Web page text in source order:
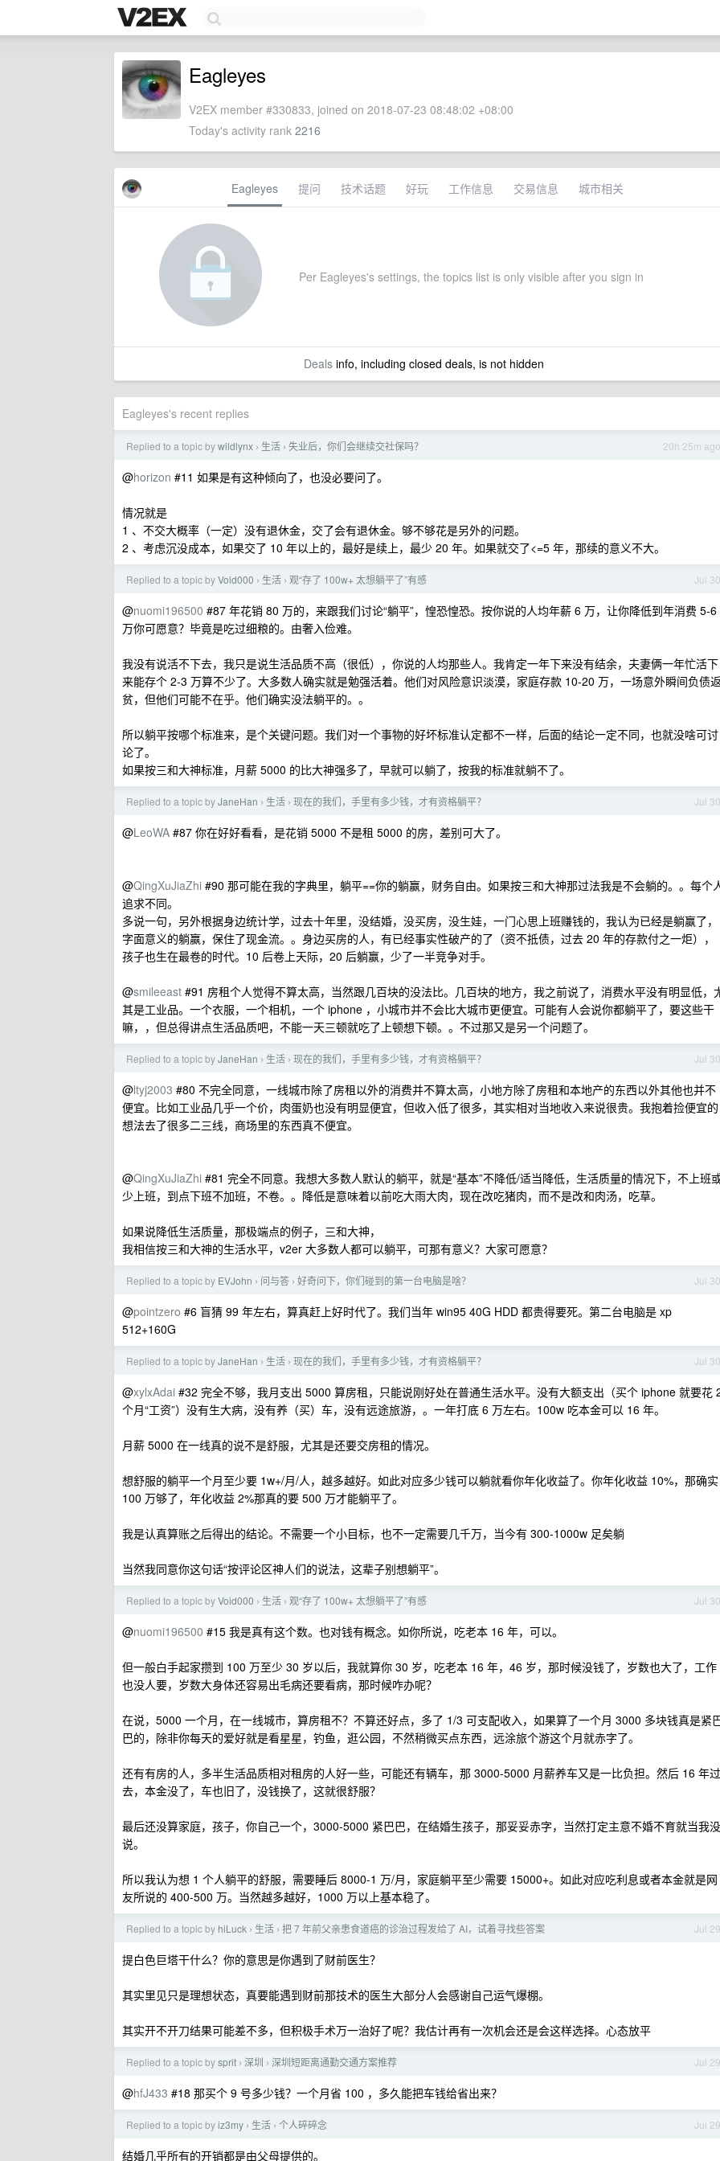
Eagleyes
V2EX member #330833, joined on 2018-07-23 08:48:02 +08:00
Today's activity rank 2216
Eagleyes 提问 技术话题 好玩 工作信息 交易信息 城市相关
Per Eagleyes's settings, the topics list is only visible after you sign in
Dealsinfo, including closed deals, is not hidden
Eagleyes's recent replies
20h 25m ago
Replied to a topic bywildlynx › 生活 › 失业后，你们会继续交社保吗？
@horizon #11 如果是有这种倾向了，也没必要问了。
情况就是
1 、不交大概率（一定）没有退休金，交了会有退休金。够不够花是另外的问题。
2 、考虑沉没成本，如果交了 10 年以上的，最好是续上，最少 20 年。如果就交了<=5 年，那续的意义不大。
Jul 30
Replied to a topic byVoid000 › 生活 › 观“存了 100w+ 太想躺平了”有感
@nuomi196500 #87 年花销 80 万的，来跟我们讨论“躺平”，惶恐惶恐。按你说的人均年薪 6 万，让你降低到年消费 5-6
万你可愿意？毕竟是吃过细粮的。由奢入俭难。
我没有说活不下去，我只是说生活品质不高（很低），你说的人均那些人。我肯定一年下来没有结余，夫妻俩一年忙活下
来能存个 2-3 万算不少了。大多数人确实就是勉强活着。他们对风险意识淡漠，家庭存款 10-20 万，一场意外瞬间负债返
贫，但他们可能不在乎。他们确实没法躺平的。。
所以躺平按哪个标准来，是个关键问题。我们对一个事物的好坏标准认定都不一样，后面的结论一定不同，也就没啥可讨
论了。
如果按三和大神标准，月薪 5000 的比大神强多了，早就可以躺了，按我的标准就躺不了。
Jul 30
Replied to a topic byJaneHan › 生活 › 现在的我们，手里有多少钱，才有资格躺平？
@LeoWA #87 你在好好看看，是花销 5000 不是租 5000 的房，差别可大了。
@QingXuJiaZhi #90 那可能在我的字典里，躺平==你的躺赢，财务自由。如果按三和大神那过法我是不会躺的。。每个
追求不同。
多说一句，另外根据身边统计学，过去十年里，没结婚，没买房，没生娃，一门心思上班赚钱的，我认为已经是躺赢了，
字面意义的躺赢，保住了现金流。。身边买房的人，有已经事实性破产的了（资不抵债，过去 20 年的存款付之一炬），
孩子也生在最卷的时代。10 后卷上天际，20 后躺赢，少了一半竞争对手。
@smileeast #91 房租个人觉得不算太高，当然跟几百块的没法比。几百块的地方，我之前说了，消费水平没有明显低，
其是工业品。一个衣服，一个相机，一个 iphone ，小城市并不会比大城市更便宜。可能有人会说你都躺平了，要这些干
嘛，，但总得讲点生活品质吧，不能一天三顿就吃了上顿想下顿。。不过那又是另一个问题了。
Jul 30
Replied to a topic byJaneHan › 生活 › 现在的我们，手里有多少钱，才有资格躺平？
@ltyj2003 #80 不完全同意，一线城市除了房租以外的消费并不算太高，小地方除了房租和本地产的东西以外其他也并不
便宜。比如工业品几乎一个价，肉蛋奶也没有明显便宜，但收入低了很多，其实相对当地收入来说很贵。我抱着捡便宜的
想法去了很多二三线，商场里的东西真不便宜。
@QingXuJiaZhi #81 完全不同意。我想大多数人默认的躺平，就是“基本”不降低/适当降低，生活质量的情况下，不上班
少上班，到点下班不加班，不卷。。降低是意味着以前吃大雨大肉，现在改吃猪肉，而不是改和肉汤，吃草。
如果说降低生活质量，那极端点的例子，三和大神，
我相信按三和大神的生活水平，v2er 大多数人都可以躺平，可那有意义？大家可愿意？
Jul 30
Replied to a topic by EVJohn › 问与答 › 好奇问下，你们碰到的第一台电脑是啥？
@pointzero #6 盲猜 99 年左右，算真赶上好时代了。我们当年 win95 40G HDD 都贵得要死。第二台电脑是 xp
512+160G
Jul 30
Replied to a topic byJaneHan › 生活 › 现在的我们，手里有多少钱，才有资格躺平？
@xylxAdai #32 完全不够，我月支出 5000 算房租，只能说刚好处在普通生活水平。没有大额支出（买个 iphone 就要花
个月“工资”）没有生大病，没有养（买）车，没有远途旅游，。一年打底 6 万左右。100w 吃本金可以 16 年。
月薪 5000 在一线真的说不是舒服，尤其是还要交房租的情况。
想舒服的躺平一个月至少要 1w+/月/人，越多越好。如此对应多少钱可以躺就看你年化收益了。你年化收益 10%，那确实
100 万够了，年化收益 2%那真的要 500 万才能躺平了。
我是认真算账之后得出的结论。不需要一个小目标，也不一定需要几千万，当今有 300-1000w 足矣躺
当然我同意你这句话“按评论区神人们的说法，这辈子别想躺平”。
Jul 30
Replied to a topic byVoid000 › 生活 › 观“存了 100w+ 太想躺平了”有感
@nuomi196500 #15 我是真有这个数。也对钱有概念。如你所说，吃老本 16 年，可以。
但一般白手起家攒到 100 万至少 30 岁以后，我就算你 30 岁，吃老本 16 年，46 岁，那时候没钱了，岁数也大了，工作
也没人要，岁数大身体还容易出毛病还要看病，那时候咋办呢？
在说，5000 一个月，在一线城市，算房租不？不算还好点，多了 1/3 可支配收入，如果算了一个月 3000 多块钱真是紧
巴的，除非你每天的爱好就是看星星，钓鱼，逛公园，不然稍微买点东西，远涂旅个游这个月就赤字了。
还有有房的人，多半生活品质相对租房的人好一些，可能还有辆车，那 3000-5000 月薪养车又是一比负担。然后 16 年过
去，本金没了，车也旧了，没钱换了，这就很舒服？
最后还没算家庭，孩子，你自己一个，3000-5000 紧巴巴，在结婚生孩子，那妥妥赤字，当然打定主意不婚不育就当我没
说。
所以我认为想 1 个人躺平的舒服，需要睡后 8000-1 万/月，家庭躺平至少需要 15000+。如此对应吃利息或者本金就是网
友所说的 400-500 万。当然越多越好，1000 万以上基本稳了。
Jul 29
Replied to a topic by hiLuck › 生活 › 把 7 年前父亲患食道癌的诊治过程发给了 AI，试着寻找些答案
提白色巨塔干什么？你的意思是你遇到了财前医生？
其实里见只是理想状态，真要能遇到财前那技术的医生大部分人会感谢自己运气爆棚。
其实开不开刀结果可能差不多，但积极手术万一治好了呢？我估计再有一次机会还是会这样选择。心态放平
Jul 29
Replied to a topic bysprit › 深圳 › 深圳短距离通勤交通方案推荐
@hfJ433 #18 那买个 9 号多少钱？一个月省 100 ，多久能把车钱给省出来？
Jul 29
Replied to a topic byiz3my › 生活 › 个人碎碎念
结婚几乎所有的开销都是由父母提供的。